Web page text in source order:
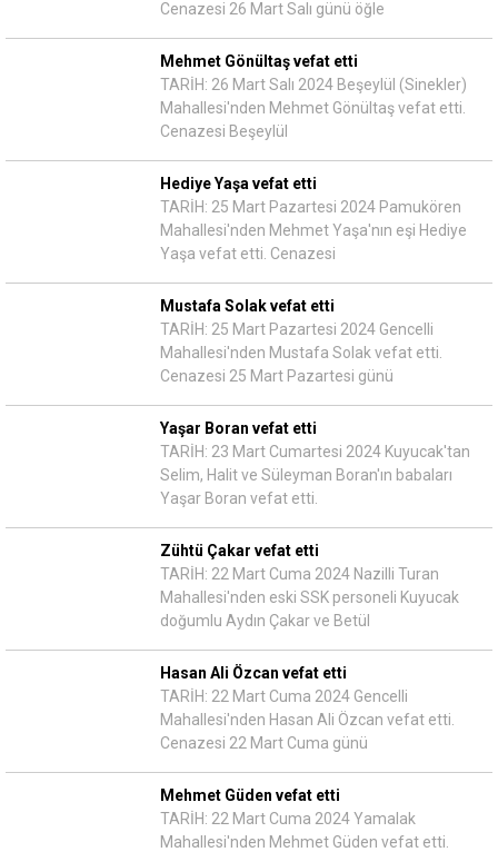
Cenazesi 26 Mart Salı günü öğle
Mehmet Gönültaş vefat etti
TARİH: 26 Mart Salı 2024 Beşeylül (Sinekler)
Mahallesi'nden Mehmet Gönültaş vefat etti.
Cenazesi Beşeylül
Hediye Yaşa vefat etti
TARİH: 25 Mart Pazartesi 2024 Pamukören
Mahallesi'nden Mehmet Yaşa'nın eşi Hediye
Yaşa vefat etti. Cenazesi
Mustafa Solak vefat etti
TARİH: 25 Mart Pazartesi 2024 Gencelli
Mahallesi'nden Mustafa Solak vefat etti.
Cenazesi 25 Mart Pazartesi günü
Yaşar Boran vefat etti
TARİH: 23 Mart Cumartesi 2024 Kuyucak'tan
Selim, Halit ve Süleyman Boran'ın babaları
Yaşar Boran vefat etti.
Zühtü Çakar vefat etti
TARİH: 22 Mart Cuma 2024 Nazilli Turan
Mahallesi'nden eski SSK personeli Kuyucak
doğumlu Aydın Çakar ve Betül
Hasan Ali Özcan vefat etti
TARİH: 22 Mart Cuma 2024 Gencelli
Mahallesi'nden Hasan Ali Özcan vefat etti.
Cenazesi 22 Mart Cuma günü
Mehmet Güden vefat etti
TARİH: 22 Mart Cuma 2024 Yamalak
Mahallesi'nden Mehmet Güden vefat etti.